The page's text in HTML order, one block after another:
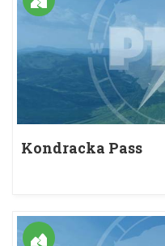
Kondracka Pass